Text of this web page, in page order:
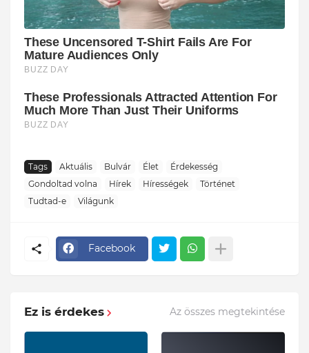
Tags Aktuális Bulvár Élet
Érdekesség
Gondoltad volna
Hírek Hírességek
Történet
Tudtad-e
Világunk
Facebook
Ez is érdekes Az összes megtekintése